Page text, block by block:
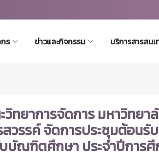
ร ข่าวและกิจกรรม บริการสารสนเ
ทยาการจัดการ มหาวิทยา
วรรค์ จัดการประชุมต้อนรั
บัณฑิตศึกษา ประจำปีการศึ